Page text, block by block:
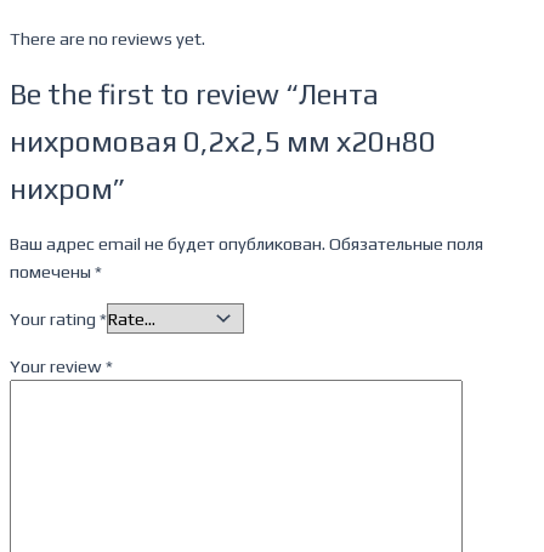
There are no reviews yet.
Be the first to review “Лента
нихромовая 0,2х2,5 мм х20н80
нихром”
Ваш адрес email не будет опубликован. Обязательные поля
помечены *
Your rating *
Your review*